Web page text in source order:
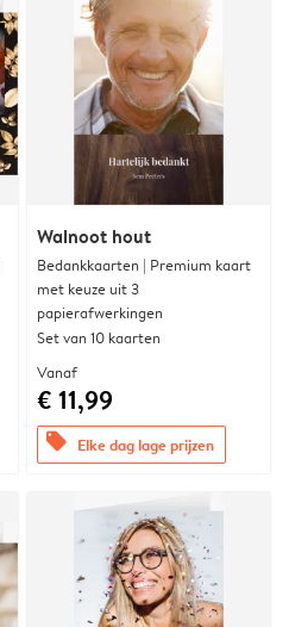
Walnoot hout
Bedankkaarten | Premium kaart
met keuze uit 3
papierafwerkingen
Set van 10 kaarten
Vanaf
€ 11,99
offers Elke dag lage prijzen